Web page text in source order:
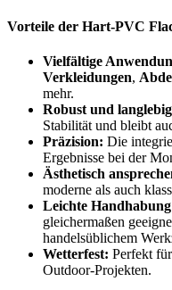
Vorteile der Hart-PVC
Vielfältige
Verkleidungen,
mehr.
Robust und
Stabilität und bleibt
Präzision: Die
Ergebnisse bei der
Ästhetisch
moderne als auch
Leichte
gleichermaßen
handelsüblichem
Wetterfest: Perfekt
Outdoor-Projekten.